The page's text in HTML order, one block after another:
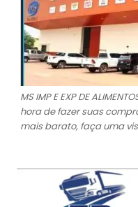
MS IMP E EXP DE
hora de fazer suas
mais barato, faça uma